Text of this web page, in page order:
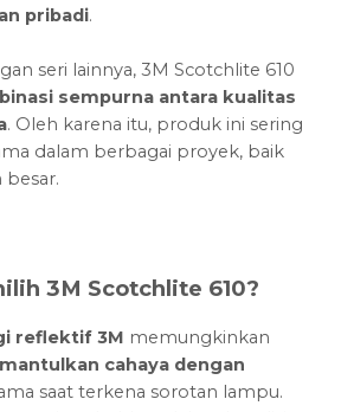
pribadi.
seri lainnya, 3M Scotchlite 610
sempurna antara kualitas
. Oleh karena itu, produk ini sering
dalam berbagai proyek, baik
besar.
3M Scotchlite 610?
reflektif 3M memungkinkan
cahaya dengan
saat terkena sorotan lampu.